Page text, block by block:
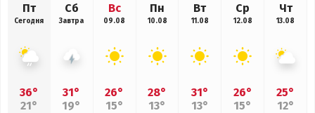
Пт
Сегодня
36°
21°
Сб
Завтра
31°
19°
Вс
09.08
26°
15°
Пн
10.08
28°
13°
Вт
11.08
31°
13°
Ср
12.08
26°
15°
Чт
13.08
25°
12°